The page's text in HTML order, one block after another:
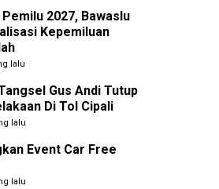
2027, Bawaslu
Kepemiluan
lalu
Gus Andi Tutup
Di Tol Cipali
lalu
Event Car Free
lalu